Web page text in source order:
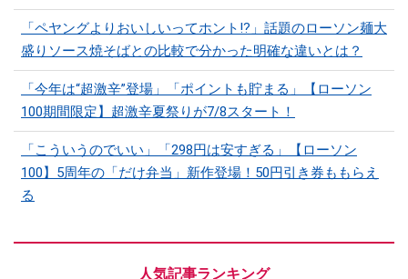
「ペヤングよりおいしいってホント⁉」話題のローソン麺大
盛りソース焼そばとの比較で分かった明確な違いとは？
「今年は“超激辛”登場」「ポイントも貯まる」【ローソン
100期間限定】超激辛夏祭りが7/8スタート！
「こういうのでいい」「298円は安すぎる」【ローソン
100】5周年の「だけ弁当」新作登場！50円引き券ももらえ
る